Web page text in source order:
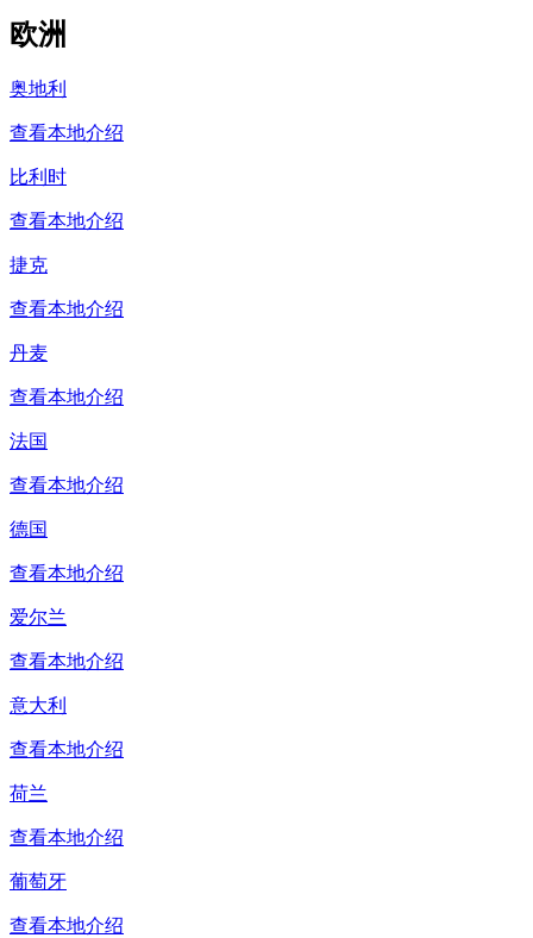
欧洲
奥地利
查看本地介绍
比利时
查看本地介绍
捷克
查看本地介绍
丹麦
查看本地介绍
法国
查看本地介绍
德国
查看本地介绍
爱尔兰
查看本地介绍
意大利
查看本地介绍
荷兰
查看本地介绍
葡萄牙
查看本地介绍